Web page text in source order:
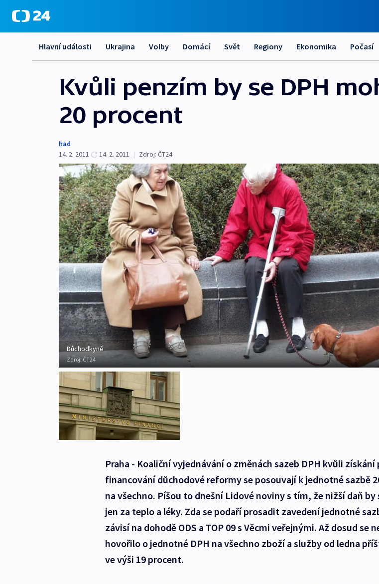
Hlavní události Ukrajina Volby Domácí Svět Regiony Ekonomika Počasí
Kvůli penzím by se DPH
20 procent
had
14. 2. 2011
14. 2. 2011 | Zdroj: ČT24
Důchodkyně
Zdroj:ČT24
Praha - Koaliční vyjednávání o změnách sazeb DPH kvůli získání
financování důchodové reformy se posouvají k jednotné sazbě
na všechno. Píšou to dnešní Lidové noviny s tím, že nižší daň by
jen za teplo a léky. Zda se podaří prosadit zavedení jednotné
závisí na dohodě ODS a TOP 09 s Věcmi veřejnými. Až dosud se
hovořilo o jednotné DPH na všechno zboží a služby od ledna
ve výši 19 procent.